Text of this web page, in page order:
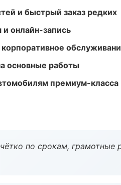
и быстрый заказ редких
онлайн-запись
основные работы
премиум-класса
по срокам, грамотные